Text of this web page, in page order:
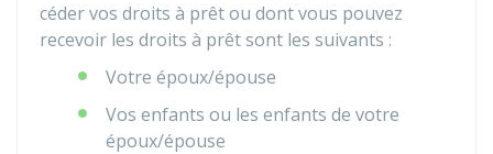
céder vos droits à prêt ou dont vous pouvez
recevoir les droits à prêt sont les suivants :
Votre époux/épouse
Vos enfants ou les enfants de votre
époux/épouse